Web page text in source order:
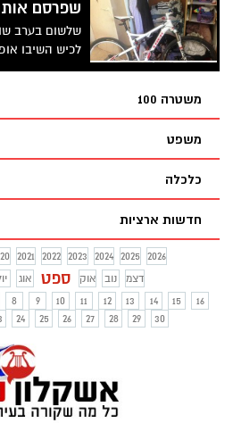
שפרסם
שלשום בערב
לכיש השיבו
אחיו של הגנב
הוחזרו
משטרה 100
משפט
כלכלה
חדשות ארציות
2021 2022 2023 2024 2025
2026
אוג ספט אוק נוב
דצמ
8 9 10 11 12 13 14 15
16
24 25 26 27 28 29 30